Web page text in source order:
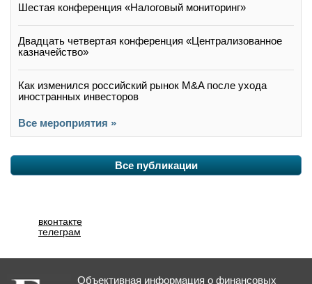
Шестая конференция «Налоговый мониторинг»
Двадцать четвертая конференция «Централизованное
казначейство»
Как изменился российский рынок M&A после ухода
иностранных инвесторов
Все мероприятия »
Все публикации
вконтакте
телеграм
Объективная информация о финансовых